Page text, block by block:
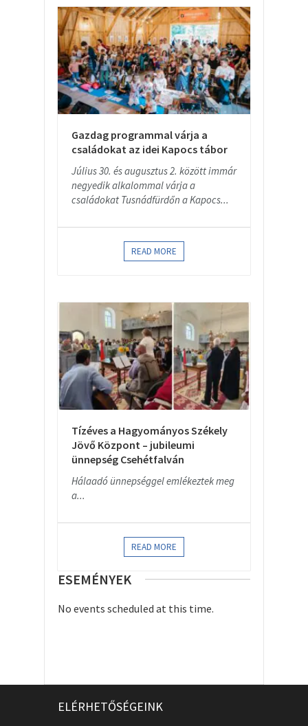
Gazdag programmal várja a
családokat az idei Kapocs tábor
Július 30. és augusztus 2. között immár
negyedik alkalommal várja a
családokat Tusnádfürdőn a Kapocs...
READ MORE
Tízéves a Hagyományos Székely
Jövő Központ – jubileumi
ünnepség Csehétfalván
Hálaadó ünnepséggel emlékeztek meg
a...
READ MORE
ESEMÉNYEK
No events scheduled at this time.
ELÉRHETŐSÉGEINK